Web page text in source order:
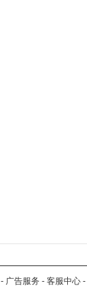
- 广告服务 - 客服中心 -